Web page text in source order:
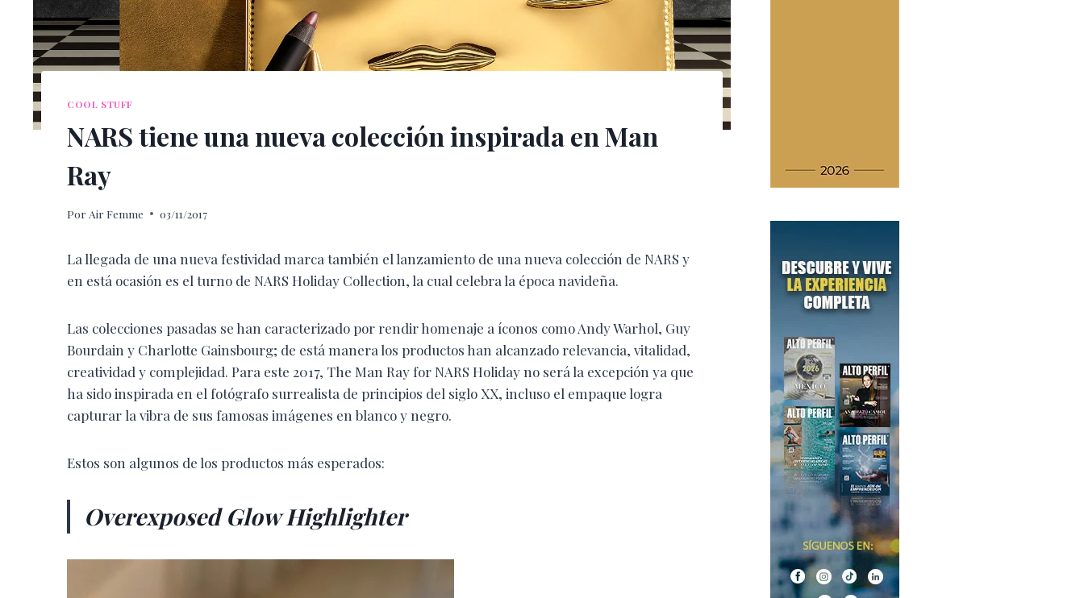
COOL STUFF
NARS tiene una nueva colección inspirada en Man
Ray
Por Air Femme 03/11/2017
La llegada de una nueva festividad marca también el lanzamiento de una nueva colección de NARS y
en está ocasión es el turno de NARS Holiday Collection, la cual celebra la época navideña.
Las colecciones pasadas se han caracterizado por rendir homenaje a íconos como Andy Warhol, Guy
Bourdain y Charlotte Gainsbourg; de está manera los productos han alcanzado relevancia, vitalidad,
creatividad y complejidad. Para este 2017, The Man Ray for NARS Holiday no será la excepción ya que
ha sido inspirada en el fotógrafo surrealista de principios del siglo XX, incluso el empaque logra
capturar la vibra de sus famosas imágenes en blanco y negro.
Estos son algunos de los productos más esperados:
Overexposed Glow Highlighter